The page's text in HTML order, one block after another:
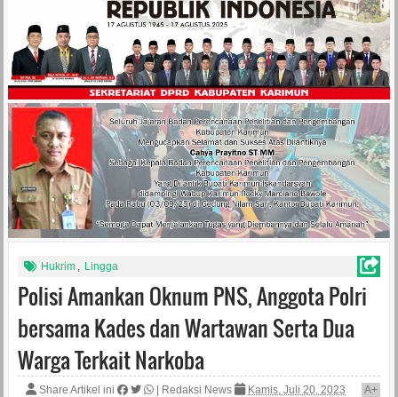
Hukrim , Lingga
Polisi Amankan Oknum PNS, Anggota Polri
bersama Kades dan Wartawan Serta Dua
Warga Terkait Narkoba
Share Artikel ini Redaksi News Kamis, Juli 20, 2023 A+